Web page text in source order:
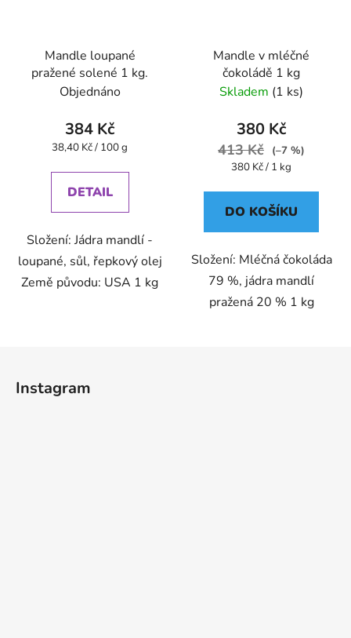
Mandle loupané
pražené solené 1 kg.
Objednáno
384 Kč
Měrná
38,40 Kč / 100 g
DETAIL
Složení: Jádra mandlí -
loupané, sůl, řepkový olej
Země původu: USA 1 kg
Mandle v mléčné
čokoládě 1 kg
Skladem (1 ks)
380 Kč
413 Kč
(–7 %)
Měrná
380 Kč / 1 kg
DO KOŠÍKU
Složení: Mléčná čokoláda
79 %, jádra mandlí
pražená 20 % 1 kg
Instagram